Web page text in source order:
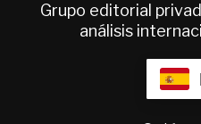
Grupo editorial
análisis